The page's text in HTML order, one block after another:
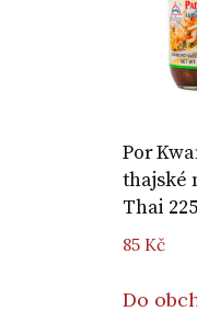
Por
thajské
Thai
85 Kč
Do